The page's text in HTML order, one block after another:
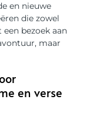
en nieuwe
die zowel
bezoek aan
maar
en verse